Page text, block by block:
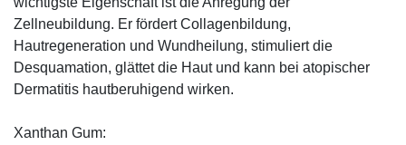
Zellneubildung. Er fördert Collagenbildung,
Hautregeneration und Wundheilung, stimuliert die
Desquamation, glättet die Haut und kann bei atopischer
Dermatitis hautberuhigend wirken.
Xanthan Gum: